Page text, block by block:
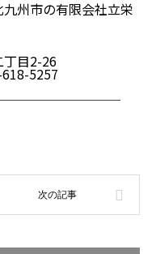
州市の有限会社立栄
丁目2-26
5257